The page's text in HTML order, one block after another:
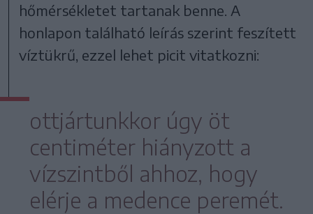
hőmérsékletet tartanak benne. A
honlapon található leírás szerint feszített
víztükrű, ezzel lehet picit vitatkozni:
ottjártunkkor úgy öt
centiméter hiányzott a
vízszintből ahhoz, hogy
elérje a medence peremét.